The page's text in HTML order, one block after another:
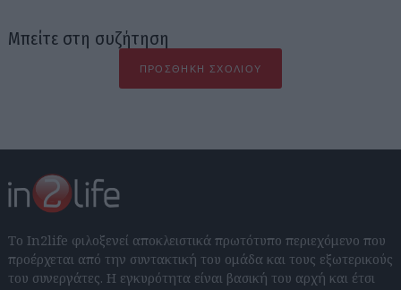
Μπείτε στη συζήτηση
ΠΡΟΣΘΉΚΗ ΣΧΟΛΊΟΥ
Το In2life φιλοξενεί αποκλειστικά πρωτότυπο περιεχόμενο που
προέρχεται από την συντακτική του ομάδα και τους εξωτερικούς
του συνεργάτες. Η εγκυρότητα είναι βασική του αρχή και έτσι